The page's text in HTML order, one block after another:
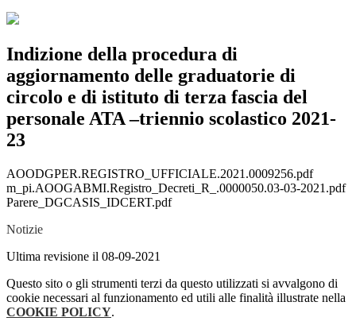
Indizione della procedura di
aggiornamento delle graduatorie di
circolo e di istituto di terza fascia del
personale ATA –triennio scolastico 2021-
23
AOODGPER.REGISTRO_UFFICIALE.2021.0009256.pdf
m_pi.AOOGABMI.Registro_Decreti_R_.0000050.03-03-2021.pdf
Parere_DGCASIS_IDCERT.pdf
Notizie
Ultima revisione il 08-09-2021
Questo sito o gli strumenti terzi da questo utilizzati si avvalgono di
cookie necessari al funzionamento ed utili alle finalità illustrate nella
COOKIE POLICY.